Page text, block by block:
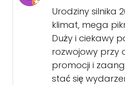
Urodziny silnika
klimat, mega
Duży i ciekawy
rozwojowy przy
promocji i
stać się